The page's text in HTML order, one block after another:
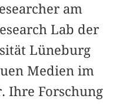
am
Lab der
Lüneburg
Medien im
Ihre Forschung